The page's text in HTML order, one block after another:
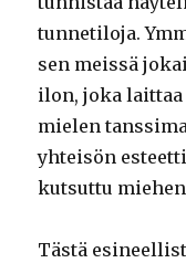
tunnetiloja.
sen meissä
ilon, joka
mielen
yhteisön
kutsuttu
Tästä